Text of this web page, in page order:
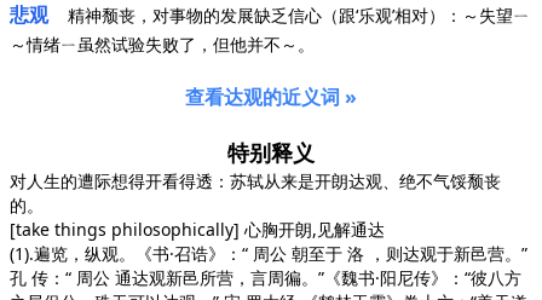
悲观
精神颓丧，对事物的发展缺乏信心（跟‘乐观’相对）：～失望ㄧ
～情绪ㄧ虽然试验失败了，但他并不～。
查看达观的近义词 »
特别释义
对人生的遭际想得开看得透：苏轼从来是开朗达观、绝不气馁颓丧
的。
[take things philosophically] 心胸开朗,见解通达
(1).遍览，纵观。
《书·召诰》
：“ 周公 朝至于 洛 ，则达观于新邑营。”
孔 传：“ 周公 通达观新邑所营，言周徧。” 《魏书·阳尼传》
：“彼八方